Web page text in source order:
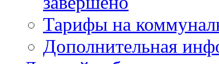
Тарифы на
Дополнительная